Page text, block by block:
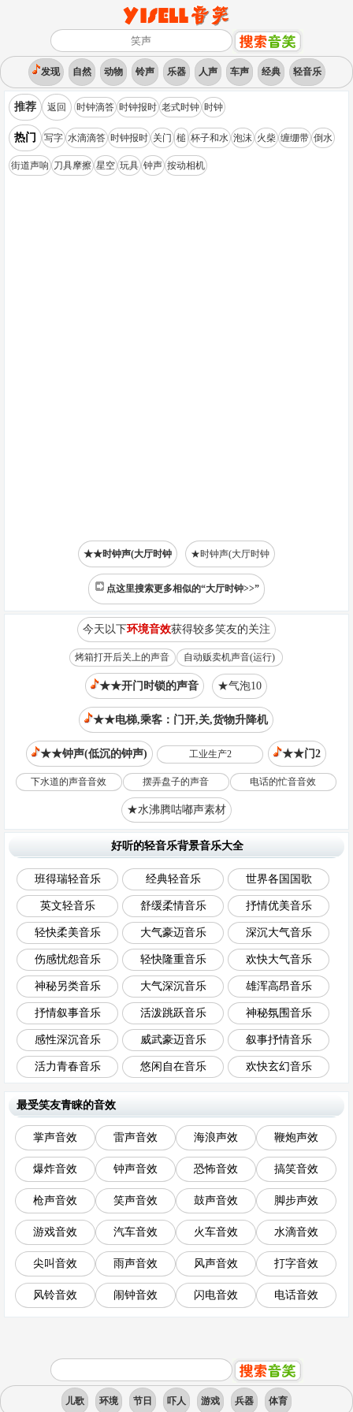
发现 自然 动物 铃声 乐器 人声 车声 经典 轻音乐
推荐 返回 时钟滴答 时钟报时 老式时钟 时钟
热门 写字 水滴滴答 时钟报时 关门 槌 杯子和水 泡沫 火柴 缠绷带 倒水
街道声响 刀具摩擦 星空 玩具 钟声 按动相机
★★时钟声(大厅时钟 ★时钟声(大厅时钟
点这里搜索更多相似的“大厅时钟>>”
今天以下环境音效获得较多笑友的关注
烤箱打开后关上的声音 自动贩卖机声音(运行)
★★开门时锁的声音 ★气泡10
★★电梯,乘客：门开,关,货物升降机
★★钟声(低沉的钟声) 工业生产2 ★★门2
下水道的声音音效 摆弄盘子的声音 电话的忙音音效
★水沸腾咕嘟声素材
好听的轻音乐背景音乐大全
班得瑞轻音乐 经典轻音乐 世界各国国歌
英文轻音乐 舒缓柔情音乐 抒情优美音乐
轻快柔美音乐 大气豪迈音乐 深沉大气音乐
伤感忧怨音乐 轻快隆重音乐 欢快大气音乐
神秘另类音乐 大气深沉音乐 雄浑高昂音乐
抒情叙事音乐 活泼跳跃音乐 神秘氛围音乐
感性深沉音乐 威武豪迈音乐 叙事抒情音乐
活力青春音乐 悠闲自在音乐 欢快玄幻音乐
最受笑友青睐的音效
掌声音效 雷声音效 海浪声效 鞭炮声效
爆炸音效 钟声音效 恐怖音效 搞笑音效
枪声音效 笑声音效 鼓声音效 脚步声效
游戏音效 汽车音效 火车音效 水滴音效
尖叫音效 雨声音效 风声音效 打字音效
风铃音效 闹钟音效 闪电音效 电话音效
儿歌 环境 节日 吓人 游戏 兵器 体育